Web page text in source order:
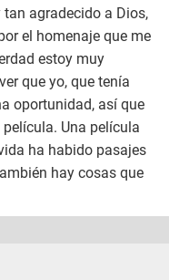
agradecido a Dios,
el homenaje que me
estoy muy
que yo, que tenía
oportunidad, así que
Una película
ha habido pasajes
hay cosas que